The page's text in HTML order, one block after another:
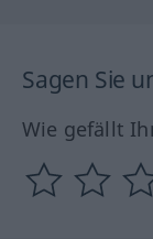
Sagen Sie
Wie gefällt